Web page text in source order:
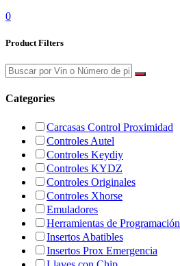
0
Product Filters
Categories
Carcasas Control Proximidad
Controles Autel
Controles Keydiy
Controles KYDZ
Controles Originales
Controles Xhorse
Emuladores
Herramientas de Programación
Insertos Abatibles
Insertos Prox Emergencia